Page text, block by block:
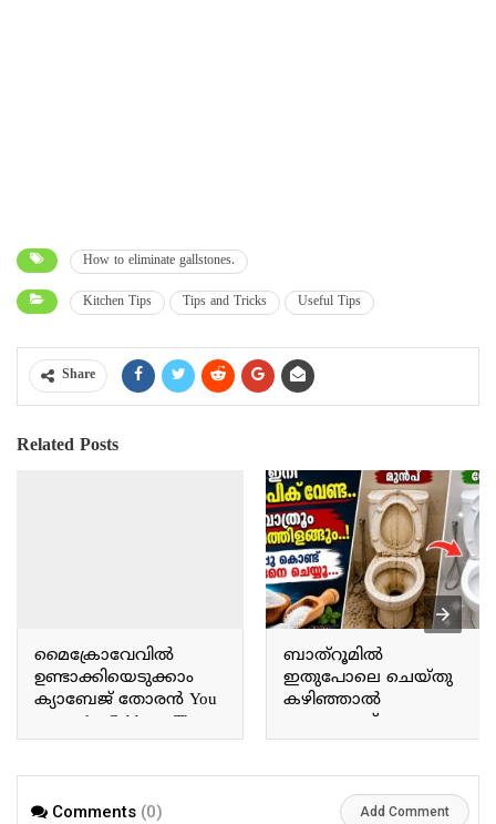
How to eliminate gallstones.
Kitchen Tips Tips and Tricks Useful Tips
Share
Related Posts
മൈക്രോവേവിൽ
ഉണ്ടാക്കിയെടുക്കാം
ക്യാബേജ് തോരൻ You
can make Cabbage Thoran
in the microwave.
ബാത്റൂമിൽ
ഇതുപോലെ ചെയ്തു
കഴിഞ്ഞാൽ
ഉപ്പുകൊണ്ട്
ചെറിയൊരു സൂത്രം
വളരെയധികം
ഭംഗിയായിട്ട്
Comments (0) Add Comment